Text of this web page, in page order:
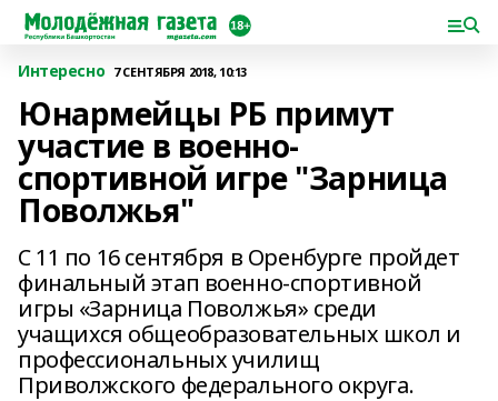
Интересно 7 СЕНТЯБРЯ 2018, 10:13
Юнармейцы РБ примут
участие в военно-
спортивной игре "Зарница
Поволжья"
С 11 по 16 сентября в Оренбурге пройдет
финальный этап военно-спортивной
игры «Зарница Поволжья» среди
учащихся общеобразовательных школ и
профессиональных училищ
Приволжского федерального округа.